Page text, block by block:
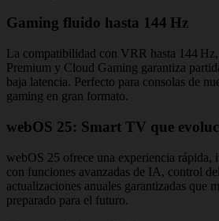
Gaming fluido hasta 144 Hz
La compatibilidad con VRR hasta 144
Premium y Cloud Gaming garantiza
baja latencia. Perfecto para consolas de
gaming en gran formato.
webOS 25: Smart TV que
webOS 25 ofrece una experiencia rápida,
con funciones avanzadas de IA, control
actualizaciones anuales garantizadas que
preparado para el futuro.